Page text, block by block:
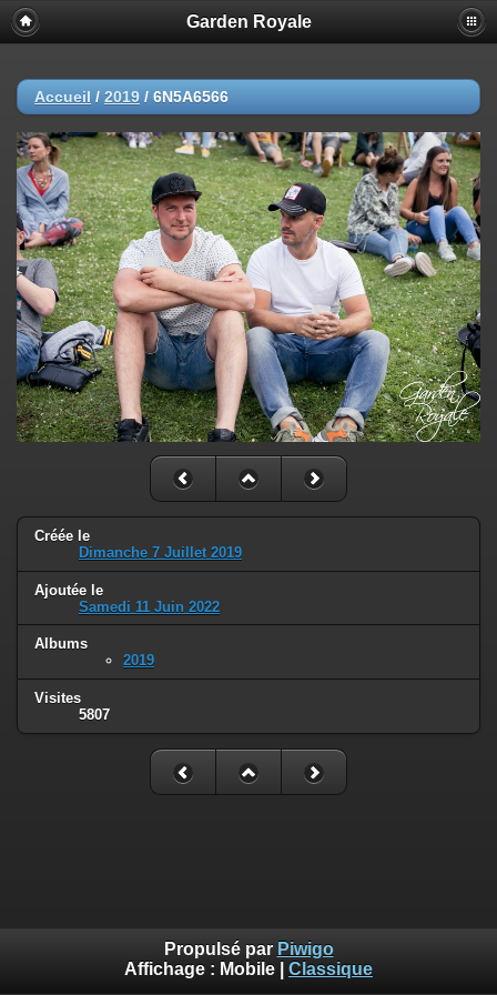
Garden Royale
Accueil / 2019 / 6N5A6566
Créée le
Dimanche 7 Juillet 2019
Ajoutée le
Samedi 11 Juin 2022
Albums
2019
Visites
5807
Propulsé par Piwigo
Affichage : Mobile Classique